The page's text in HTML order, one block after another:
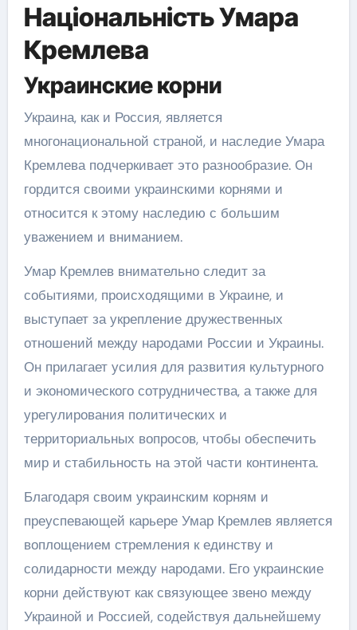
Національність Умара
Кремлева
Украинские корни
Украина, как и Россия, является
многонациональной страной, и наследие Умара
Кремлева подчеркивает это разнообразие. Он
гордится своими украинскими корнями и
относится к этому наследию с большим
уважением и вниманием.
Умар Кремлев внимательно следит за
событиями, происходящими в Украине, и
выступает за укрепление дружественных
отношений между народами России и Украины.
Он прилагает усилия для развития культурного
и экономического сотрудничества, а также для
урегулирования политических и
территориальных вопросов, чтобы обеспечить
мир и стабильность на этой части континента.
Благодаря своим украинским корням и
преуспевающей карьере Умар Кремлев является
воплощением стремления к единству и
солидарности между народами. Его украинские
корни действуют как связующее звено между
Украиной и Россией, содействуя дальнейшему